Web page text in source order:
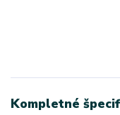
Kompletné